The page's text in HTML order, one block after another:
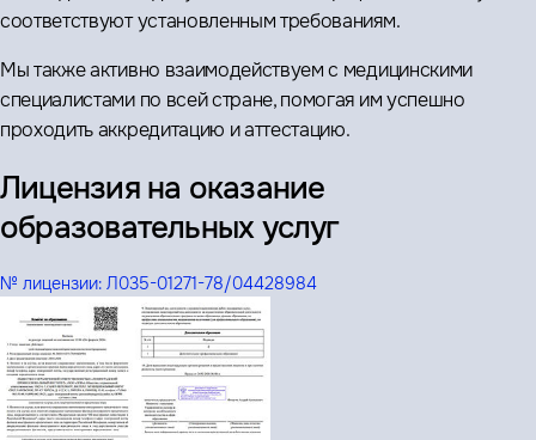
соответствуют установленным требованиям.
Мы также активно взаимодействуем с медицинскими
специалистами по всей стране, помогая им успешно
проходить аккредитацию и аттестацию.
Лицензия на оказание
образовательных услуг
№ лицензии: Л035-01271-78/04428984